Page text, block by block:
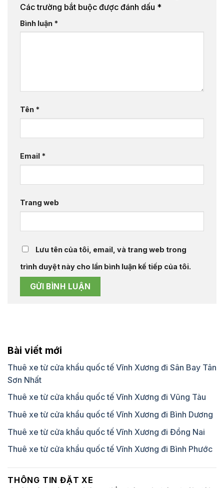
Các trường bắt buộc được đánh dấu *
Bình luận *
Tên *
Email *
Trang web
Lưu tên của tôi, email, và trang web trong
trình duyệt này cho lần bình luận kế tiếp của tôi.
Bài viết mới
Thuê xe từ cửa khẩu quốc tế Vĩnh Xương đi Sân Bay Tân
Sơn Nhất
Thuê xe từ cửa khẩu quốc tế Vĩnh Xương đi Vũng Tàu
Thuê xe từ cửa khẩu quốc tế Vĩnh Xương đi Bình Dương
Thuê xe từ cửa khẩu quốc tế Vĩnh Xương đi Đồng Nai
Thuê xe từ cửa khẩu quốc tế Vĩnh Xương đi Bình Phước
THÔNG TIN ĐẶT XE